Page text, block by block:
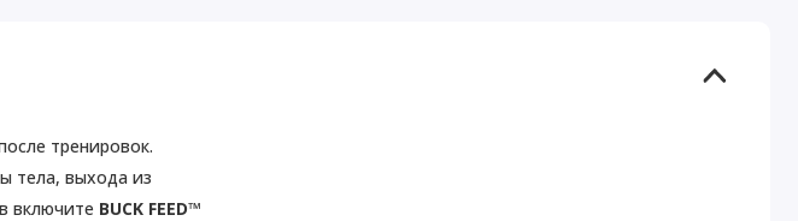
тренировок.
тела, выхода из
включите BUCK FEED™